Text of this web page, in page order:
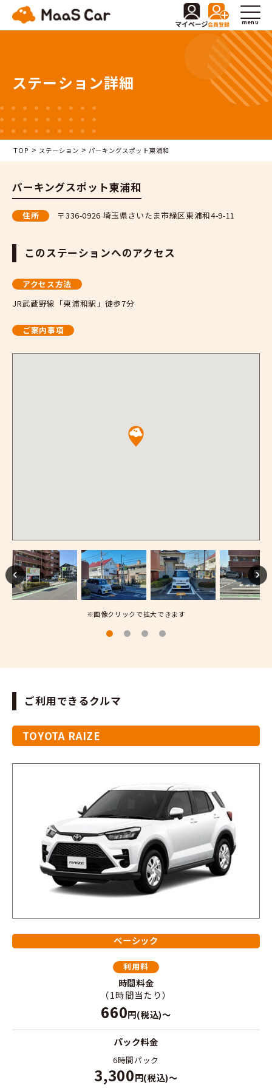
menu
ステーション詳細
TOP > ステーション >パーキングスポット東浦和
パーキングスポット東浦和
住所 〒336-0926 埼玉県さいたま市緑区東浦和4-9-11
このステーションへのアクセス
アクセス方法
JR武蔵野線「東浦和駅」徒歩7分
ご案内事項
※画像クリックで拡大できます
ご利用できるクルマ
TOYOTA RAIZE
ベーシック
利用料
時間料金
（1時間当たり）
660円(税込)～
パック料金
6時間パック
3,300円(税込)～